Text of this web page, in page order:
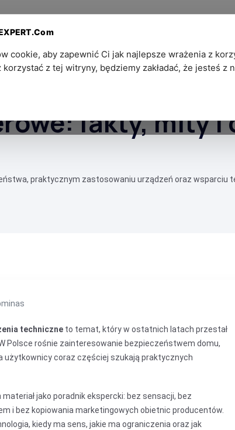
techniczne
fakty, mity i
praktycznym zastosowaniu urządzeń oraz wsparciu
techniczne to temat, który w ostatnich latach przestał
Polsce rośnie zainteresowanie bezpieczeństwem domu,
użytkownicy coraz częściej szukają praktycznych
materiał jako poradnik ekspercki: bez sensacji, bez
i bez kopiowania marketingowych obietnic producentów.
kiedy ma sens, jakie ma ograniczenia oraz jak
cookie, aby zapewnić Ci jak najlepsze wrażenia z
korzystać z tej witryny, będziemy zakładać, że jesteś z